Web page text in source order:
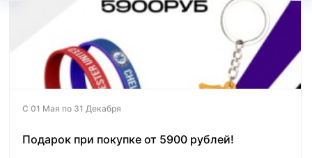
С 01 Мая по 31 Декабря
Подарок при покупке от 5900 рублей!